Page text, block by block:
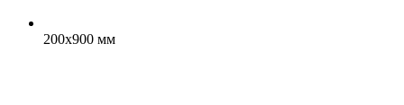
200x900 мм